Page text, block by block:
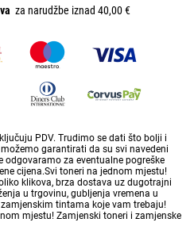
za narudžbe iznad 40,00 €
PDV. Trudimo se dati što bolji i
garantirati da su svi navedeni
za eventualne pogreške
cijena.Svi toneri na jednom mjestu!
klikova, brza dostava uz dugotrajni
u trgovinu, gubljenja vremena u
tintama koje vam trebaju!
mjestu! Zamjenski toneri i zamjenske